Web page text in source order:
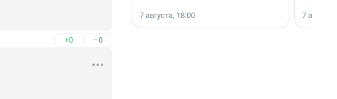
+0 –0
7 августа, 18:00
7